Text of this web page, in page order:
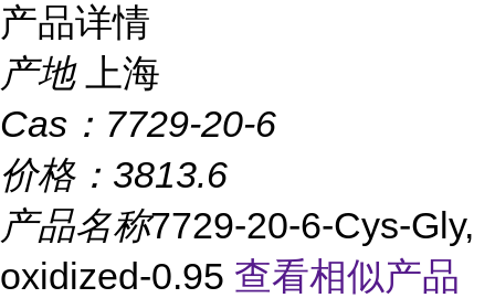
产品详情
产地
上海
Cas： 7729-20-6
价格： 3813.6
产品名称7729-20-6-Cys-Gly,
oxidized-0.95 查看相似产品